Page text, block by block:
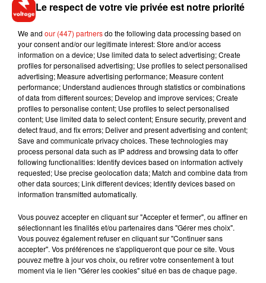
faire la guerre aux pauvres, faisons la guerre à la pauvreté. »
Dans le cadre de sa campagne, la fondation Abbé Pierre
invite le public à prendre des photos des dispositifs anti-SDF
et à les publier sur les réseaux sociaux avec le hashtag
#soyonshumains. Les photos géolocalisées seront ensuite
répertoriées sur le sitesoyonshumains.fr.
Musique
RÜFÜS DU SOL annonce un nouvel
album après sa tournée mondiale
Angèle et Amélie Lens dévoilent leur
collaboration tant attendue
Le respect de votre vie privée est notre priorité
We and our (447) partnersdo the following data processing based on
your consent and/or our legitimate interest: Store and/or access
information on a device; Use limited data to select advertising; Create
profiles for personalised advertising; Use profiles to select personalised
advertising; Measure advertising performance; Measure content
performance; Understand audiences through statistics or combinations
of data from different sources; Develop and improve services; Create
profiles to personalise content; Use profiles to select personalised
content; Use limited data to select content; Ensure security, prevent and
detect fraud, and fix errors; Deliver and present advertising and content;
Save and communicate privacy choices. These technologies may
process personal data such as IP address and browsing data to offer
following functionalities: Identify devices based on information actively
requested; Use precise geolocation data; Match and combine data from
other data sources; Link different devices; Identify devices based on
information transmitted automatically.
Vous pouvez accepter en cliquant sur "Accepter et fermer", ou affiner en
sélectionnant les finalités et/ou partenaires dans "Gérer mes choix".
Vous pouvez également refuser en cliquant sur "Continuer sans
accepter". Vos préférences ne s'appliqueront que pour ce site. Vous
pouvez mettre à jour vos choix, ou retirer votre consentement à tout
moment via le lien "Gérer les cookies" situé en bas de chaque page.